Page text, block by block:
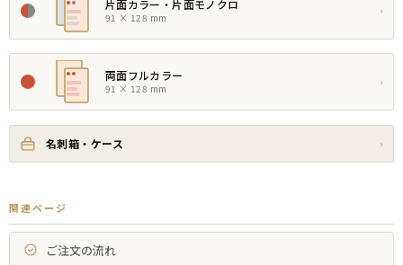
片面カラー・片面モノクロ
91 × 128 mm
›
両面フルカラー
91 × 128 mm
›
名刺箱・ケース ›
関連ページ
ご注文の流れ